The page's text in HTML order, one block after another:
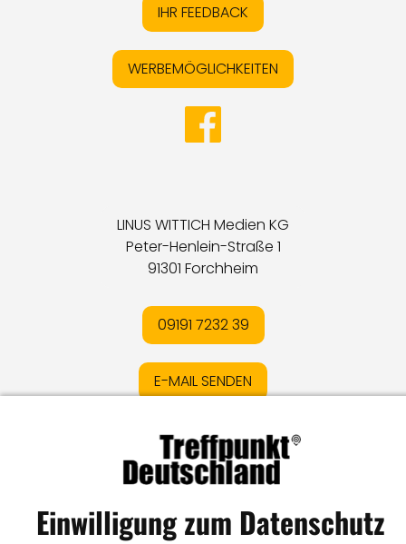
IHR FEEDBACK
WERBEMÖGLICHKEITEN
LINUS WITTICH Medien KG
Peter-Henlein-Straße 1
91301 Forchheim
09191 7232 39
E-MAIL SENDEN
DatenschutzIOnline-Streitschlichtung
MediadatenIKontaktIVertrag widerrufen
© LW Medien GmbH
Einwilligung zum Datenschutz